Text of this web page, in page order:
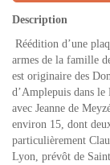
Description
Réédition d’une
armes de la famille
est originaire des
d’Amplepuis dans le
avec Jeanne de
environ 15, dont
particulièrement
Lyon, prévôt de